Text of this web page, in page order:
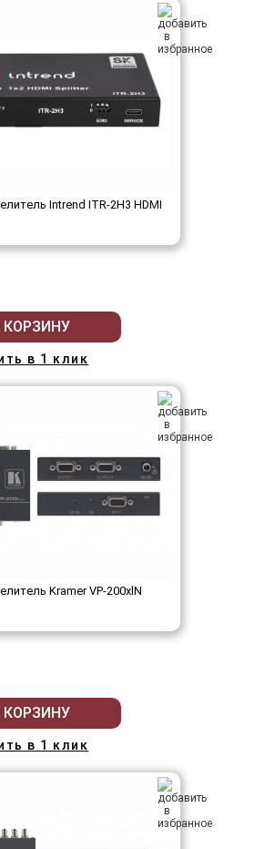
Intrend ITR-2H3 HDMI
КОРЗИНУ
в 1 клик
Kramer VP-200xlN
КОРЗИНУ
в 1 клик